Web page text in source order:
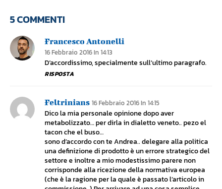
5 COMMENTI
Francesco Antonelli
16 Febbraio 2016 In 14:13
D’accordissimo, specialmente sull’ultimo paragrafo.
RISPOSTA
Feltrinians 16 Febbraio 2016 In 14:15
Dico la mia personale opinione dopo aver
metabolizzato… per dirla in dialetto veneto.. pezo el
tacon che el buso…
sono d’accordo con te Andrea.. delegare alla politica
una definizione di prodotto è un errore strategico del
settore e inoltre a mio modestissimo parere non
corrisponde alla ricezione della normativa europea
(che è la ragione per la quale è passato l’articolo in